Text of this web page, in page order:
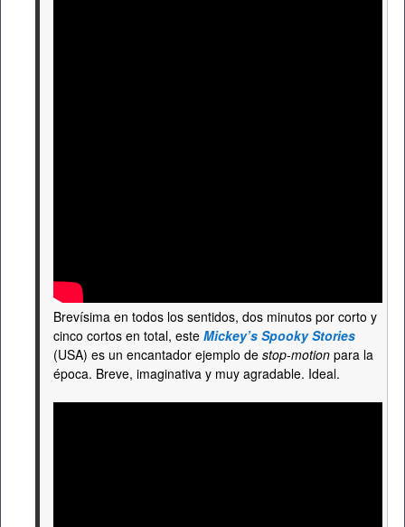
Brevísima en todos los sentidos, dos minutos por corto y
cinco cortos en total, este Mickey’s Spooky Stories
(USA) es un encantador ejemplo de stop-motion para la
época. Breve, imaginativa y muy agradable. Ideal.